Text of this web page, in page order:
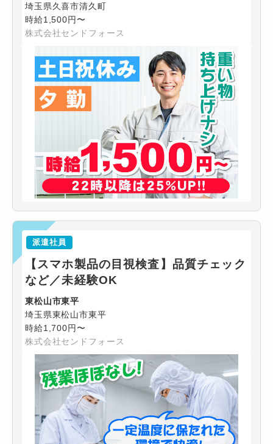
埼玉県久喜市清久町
時給1,500円〜
株式会社センドフォース
派遣社員
【スマホ製品の目視検査】品質チェック
など／未経験OK
東松山市東平
埼玉県東松山市東平
時給1,700円〜
株式会社センドフォース